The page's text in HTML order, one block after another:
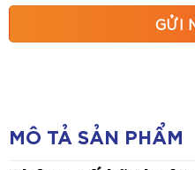
MÔ TẢ SẢN PHẨM